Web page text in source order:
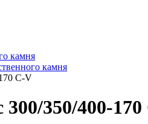
камня
камня
C-V
350/400-